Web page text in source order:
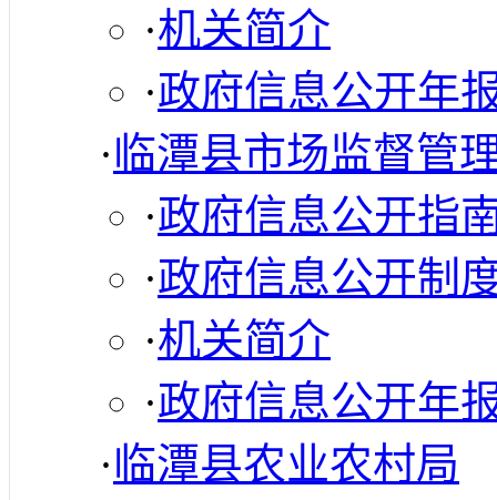
·机关简介
·政府信息公开年
·临潭县市场监督管
·政府信息公开指
·政府信息公开制
·机关简介
·政府信息公开年
·临潭县农业农村局